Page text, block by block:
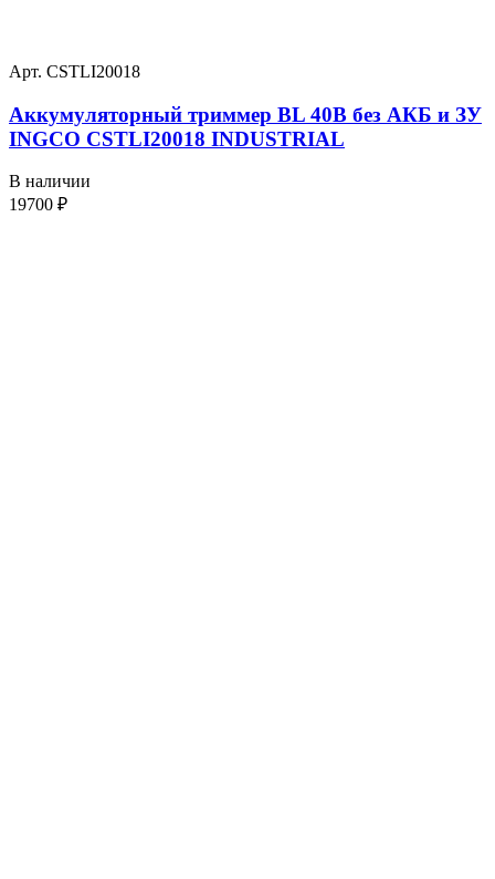
Арт. CSTLI20018
Аккумуляторный триммер BL 40В без АКБ и ЗУ
INGCO CSTLI20018 INDUSTRIAL
В наличии
19700 ₽